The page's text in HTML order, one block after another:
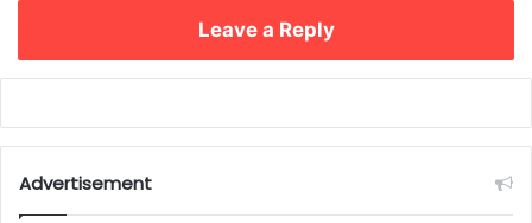
Leave a Reply
Advertisement